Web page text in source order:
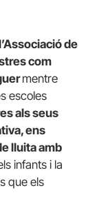
de
com
mentre
escoles
als seus
ens
lluita amb
infants i la
que els